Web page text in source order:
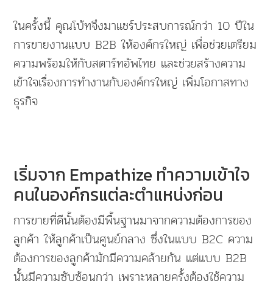
ในครั้งนี้ คุณโบ้ทจึงมาแชร์ประสบการณ์กว่า 10 ปีใน
การขายงานแบบ B2B ให้องค์กรใหญ่ เพื่อช่วยเตรียม
ความพร้อมให้กับสตาร์ทอัพไทย และช่วยสร้างความ
เข้าใจเรื่องการทำงานกับองค์กรใหญ่ เพิ่มโอกาสทาง
ธุรกิจ
เริ่มจาก Empathize ทำความเข้าใจ
คนในองค์กรแต่ละตำแหน่งก่อน
การขายที่ดีนั้นต้องมีพื้นฐานมาจากความต้องการของ
ลูกค้า ให้ลูกค้าเป็นศูนย์กลาง ซึ่งในแบบ B2C ความ
ต้องการของลูกค้ามักมีความคล้ายกัน แต่แบบ B2B
นั้นมีความซับซ้อนกว่า เพราะหลายครั้งต้องใช้ความ